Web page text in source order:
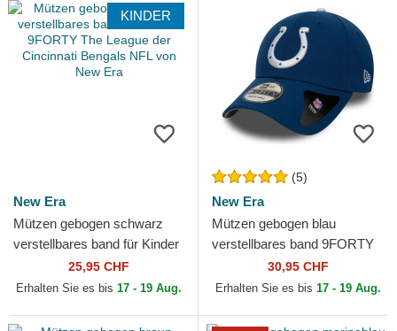
KINDER
New Era
Mützen gebogen schwarz
verstellbares band für Kinder
9FORTY The League der
Cincinnati Bengals NFL...
25,95 CHF
Erhalten Sie es bis 17 - 19 Aug.
(5)
New Era
Mützen gebogen blau
verstellbares band 9FORTY
The League der Indianapolis
Colts NFL von New Era
30,95 CHF
Erhalten Sie es bis 17 - 19 Aug.